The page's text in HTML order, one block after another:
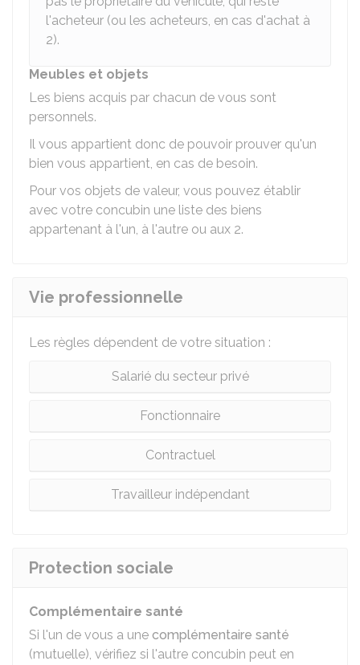
l'acheteur (ou les acheteurs, en cas d'achat à
2).
Meubles et objets
Les biens acquis par chacun de vous sont
personnels.
Il vous appartient donc de pouvoir prouver qu'un
bien vous appartient, en cas de besoin.
Pour vos objets de valeur, vous pouvez établir
avec votre concubin une liste des biens
appartenant à l'un, à l'autre ou aux 2.
Vie professionnelle
Les règles dépendent de votre situation :
Salarié du secteur privé
Fonctionnaire
Contractuel
Travailleur indépendant
Protection sociale
Complémentaire santé
Si l'un de vous a une complémentaire santé
(mutuelle), vérifiez si l'autre concubin peut en